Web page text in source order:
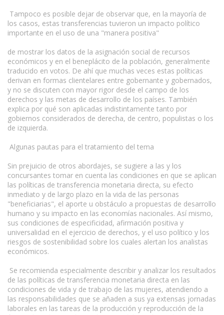
Tampoco es posible dejar de observar que, en la mayoría de
los casos, estas transferencias tuvieron un impacto político
importante en el uso de una "manera positiva"
de mostrar los datos de la asignación social de recursos
económicos y en el beneplácito de la población, generalmente
traducido en votos. De ahí que muchas veces estas políticas
derivan en formas clientelares entre gobernante y gobernados,
y no se discuten con mayor rigor desde el campo de los
derechos y las metas de desarrollo de los países. También
explica por qué son aplicadas indistintamente tanto por
gobiernos considerados de derecha, de centro, populistas o los
de izquierda.
Algunas pautas para el tratamiento del tema
Sin prejuicio de otros abordajes, se sugiere a las y los
concursantes tomar en cuenta las condiciones en que se aplican
las políticas de transferencia monetaria directa, su efecto
inmediato y de largo plazo en la vida de las personas
"beneficiarias", el aporte u obstáculo a propuestas de desarrollo
humano y su impacto en las economías nacionales. Así mismo,
sus condiciones de especificidad, afirmación positiva y
universalidad en el ejercicio de derechos, y el uso político y los
riesgos de sostenibilidad sobre los cuales alertan los analistas
económicos.
Se recomienda especialmente describir y analizar los resultados
de las políticas de transferencia monetaria directa en las
condiciones de vida y de trabajo de las mujeres, atendiendo a
las responsabilidades que se añaden a sus ya extensas jornadas
laborales en las tareas de la producción y reproducción de la